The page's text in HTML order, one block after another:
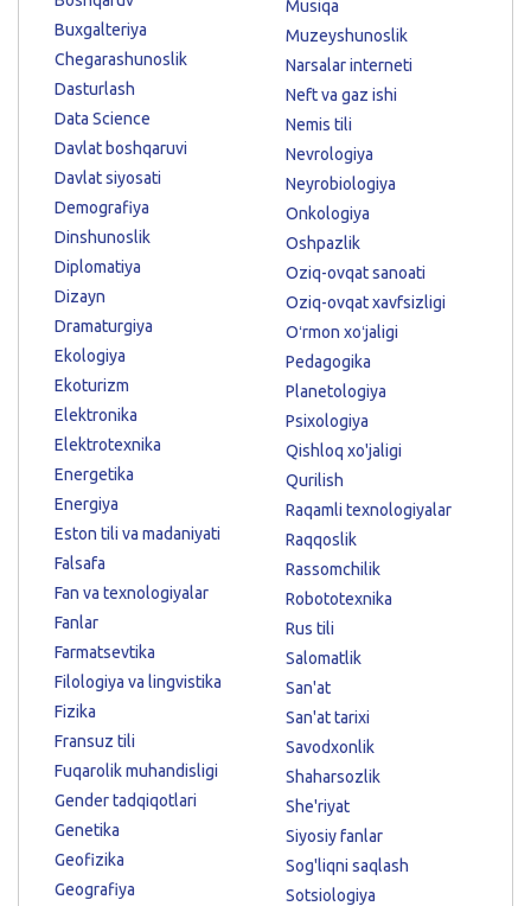
Buxgalteriya
Chegarashunoslik
Dasturlash
Data Science
Davlat boshqaruvi
Davlat siyosati
Demografiya
Dinshunoslik
Diplomatiya
Dizayn
Dramaturgiya
Ekologiya
Ekoturizm
Elektronika
Elektrotexnika
Energetika
Energiya
Eston tili va madaniyati
Falsafa
Fan va texnologiyalar
Fanlar
Farmatsevtika
Filologiya va lingvistika
Fizika
Fransuz tili
Fuqarolik muhandisligi
Gender tadqiqotlari
Genetika
Geofizika
Geografiya
Musiqa
Muzeyshunoslik
Narsalar interneti
Neft va gaz ishi
Nemis tili
Nevrologiya
Neyrobiologiya
Onkologiya
Oshpazlik
Oziq-ovqat sanoati
Oziq-ovqat xavfsizligi
Oʻrmon xoʻjaligi
Pedagogika
Planetologiya
Psixologiya
Qishloq xo'jaligi
Qurilish
Raqamli texnologiyalar
Raqqoslik
Rassomchilik
Robototexnika
Rus tili
Salomatlik
San'at
San'at tarixi
Savodxonlik
Shaharsozlik
She'riyat
Siyosiy fanlar
Sog'liqni saqlash
Sotsiologiya